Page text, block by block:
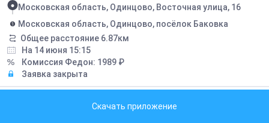
Московская область, Одинцово, Восточная улица, 16
Московская область, Одинцово, посёлок Баковка
Общее расстояние 6.87км
На 14 июня 15:15
Комиссия Федон: 1989 ₽
Заявка закрыта
Согласовать время подачи!!! Перевозка блоков фбс, всего 8тн.
Скачать приложение